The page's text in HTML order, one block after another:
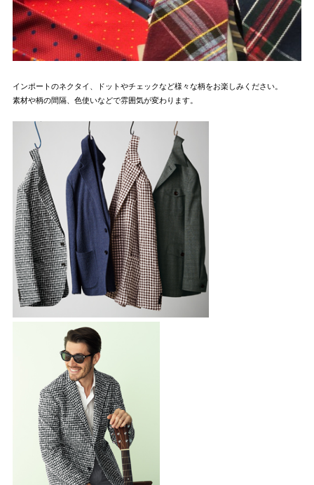
インポートのネクタイ、ドットやチェックなど様々な柄をお楽しみください。
素材や柄の間隔、色使いなどで雰囲気が変わります。